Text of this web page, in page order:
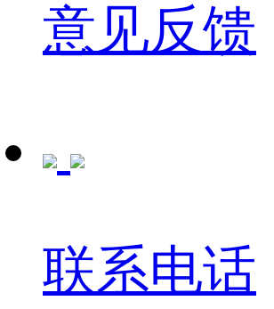
意见反馈
联系电话